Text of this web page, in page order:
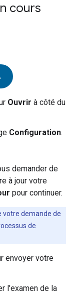
cours
Ouvrir à côté du
Configuration.
demander de
à jour votre
pour continuer.
votre demande de
de
envoyer votre
l'examen de la